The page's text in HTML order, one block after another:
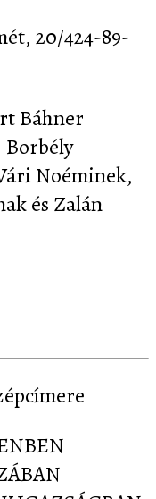
20/424-89-
Báhner
Noéminek,
és Zalán